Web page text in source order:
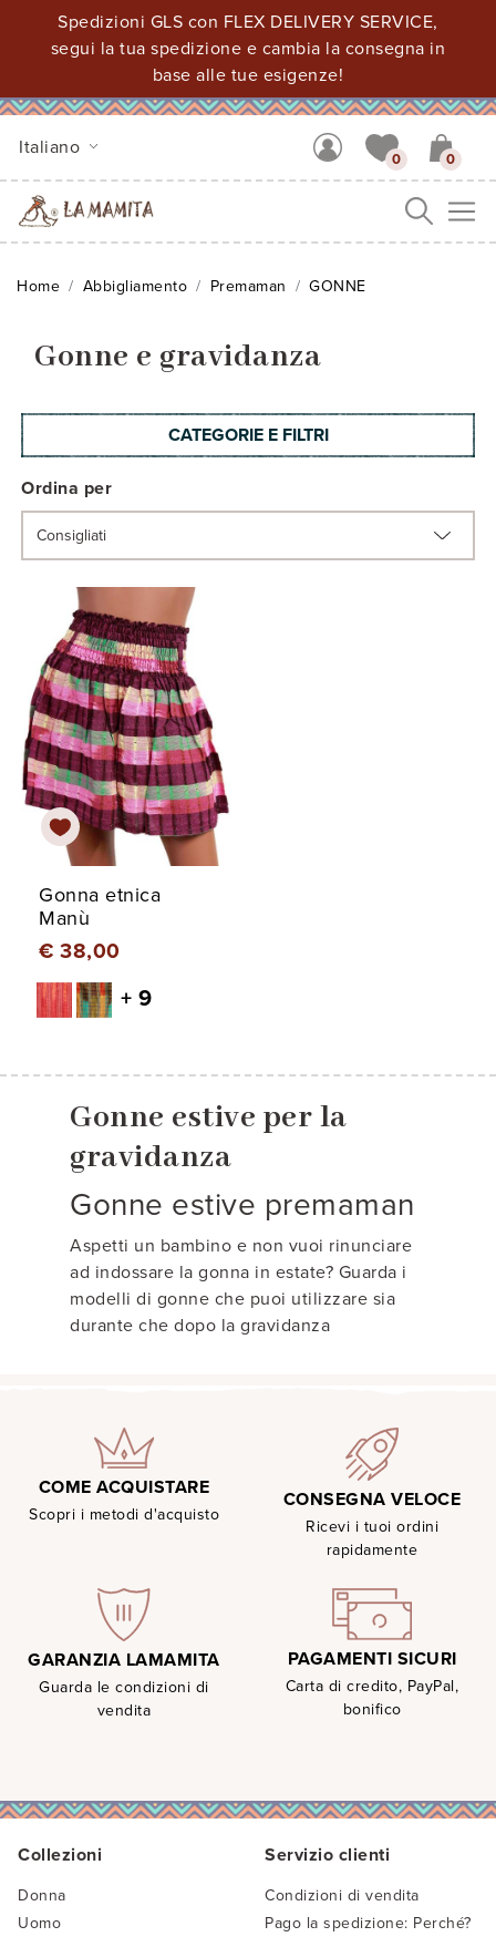
Spedizioni GLS con FLEX DELIVERY SERVICE,
segui la tua spedizione e cambia la consegna in
base alle tue esigenze!
Italiano
0 0
Home Abbigliamento Premaman GONNE
Gonne e gravidanza
CATEGORIE E FILTRI
Ordina per
Gonna etnica
Manù
€ 38,00
+ 9
Gonne estive per la
gravidanza
Gonne estive premaman
Aspetti un bambino e non vuoi rinunciare
ad indossare la gonna in estate? Guarda i
modelli di gonne che puoi utilizzare sia
durante che dopo la gravidanza
COME ACQUISTARE
Scopri i metodi d'acquisto
CONSEGNA VELOCE
Ricevi i tuoi ordini
rapidamente
GARANZIA LAMAMITA
Guarda le condizioni di
vendita
PAGAMENTI SICURI
Carta di credito, PayPal,
bonifico
Collezioni
Donna
Uomo
Servizio clienti
Condizioni di vendita
Pago la spedizione: Perché?